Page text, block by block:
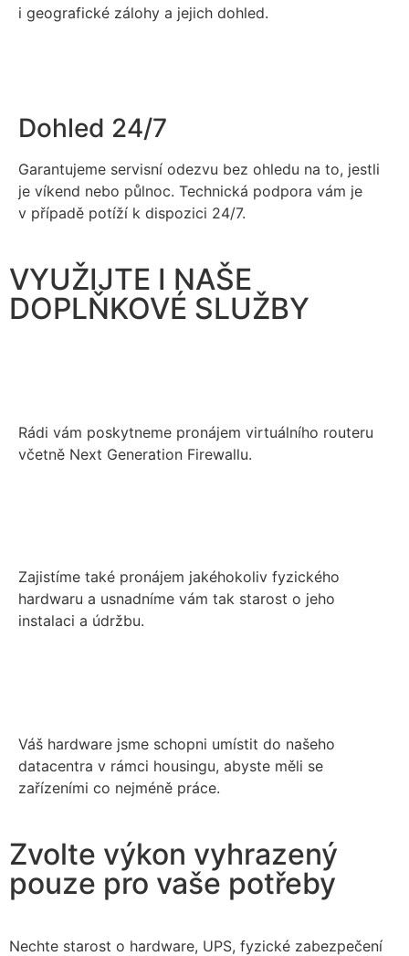
i geografické zálohy a jejich dohled.
Dohled 24/7
Garantujeme servisní odezvu bez ohledu na to, jestli
je víkend nebo půlnoc. Technická podpora vám je
v případě potíží k dispozici 24/7.
VYUŽIJTE I NAŠE
DOPLŇKOVÉ SLUŽBY
Rádi vám poskytneme pronájem virtuálního routeru
včetně Next Generation Firewallu.
Zajistíme také pronájem jakéhokoliv fyzického
hardwaru a usnadníme vám tak starost o jeho
instalaci a údržbu.
Váš hardware jsme schopni umístit do našeho
datacentra v rámci housingu, abyste měli se
zařízeními co nejméně práce.
Zvolte výkon vyhrazený
pouze pro vaše potřeby
Nechte starost o hardware, UPS, fyzické zabezpečení